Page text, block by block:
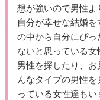
想が強いので男性よ
自分が幸せな結婚
の中から自分にぴっ
ないと思っている
男性を探したり、
んなタイプの男性
っている女性達もい